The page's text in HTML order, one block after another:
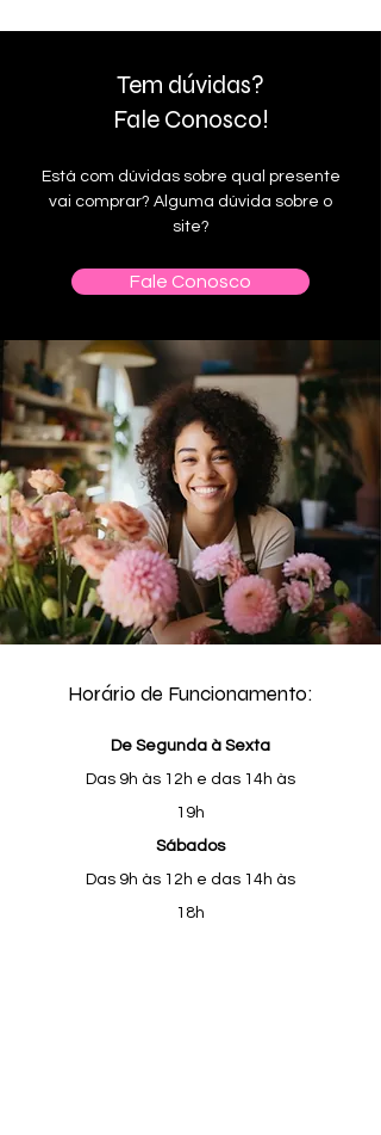
Tem dúvidas?
Fale Conosco!
Está com dúvidas sobre qual presente
vai comprar? Alguma dúvida sobre o
site?
Fale Conosco
Horário de Funcionamento:
De Segunda à Sexta
Das 9h às 12h e das 14h às
19h
Sábados
Das 9h às 12h e das 14h às
18h